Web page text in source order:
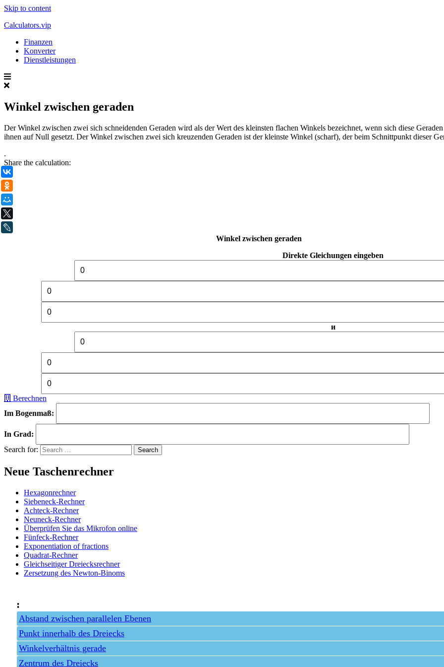
Skip to content
Calculators.vip
Finanzen
Konverter
Dienstleistungen
Winkel zwischen geraden
Der Winkel zwischen zwei sich schneidenden Geraden wird als der Wert des kleinsten flachen Winkels bezeichnet, wenn sich diese
ihnen auf Null gesetzt. Der Winkel zwischen zwei sich kreuzenden Geraden ist der kleinste Winkel (scharf), der beim Schnittpunkt dieser
.
Share the calculation:
Winkel zwischen geraden
Direkte Gleichungen eingeben
и
Berechnen
Im Bogenmaß:
In Grad:
Search for:
Neue Taschenrechner
Hexagonrechner
Siebeneck-Rechner
Achteck-Rechner
Neuneck-Rechner
Überprüfen Sie das Mikrofon online
Fünfeck-Rechner
Exponentiation of fractions
Quadrat-Rechner
Gleichseitiger Dreiecksrechner
Zersetzung des Newton-Binoms
:
Abstand zwischen parallelen Ebenen
Punkt innerhalb des Dreiecks
Winkelverhältnis gerade
Zentrum des Dreiecks